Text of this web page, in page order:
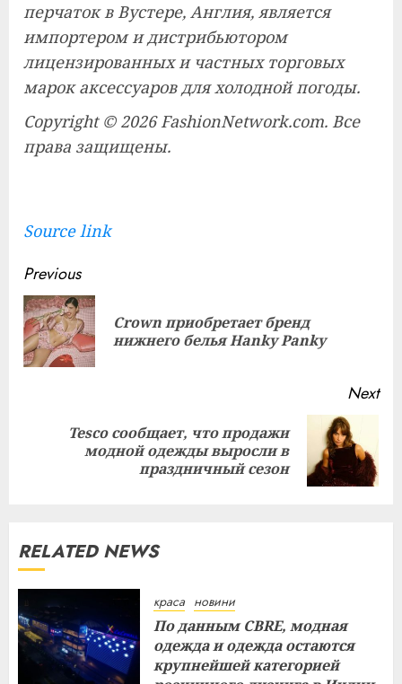
перчаток в Вустере, Англия, является
импортером и дистрибьютором
лицензированных и частных торговых
марок аксессуаров для холодной погоды.
Copyright © 2026 FashionNetwork.com. Все
права защищены.
Source link
Continue
Reading
Previous
Crown приобретает бренд
нижнего белья Hanky ​​Panky
Next
Tesco сообщает, что продажи
модной одежды выросли в
праздничный сезон
RELATED NEWS
краса новини
По данным CBRE, модная
одежда и одежда остаются
крупнейшей категорией